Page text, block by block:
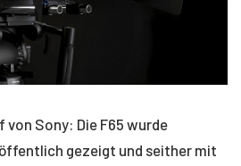
Sony: Die F65 wurde
gezeigt und seither mit